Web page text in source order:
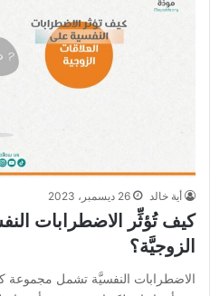
أية خالد 26 ديسمبر، 2023
كيف تُؤثِّر الاضطرابات
الزوجيَّة؟
الاضطرابات النفسيَّة تشمل مجموعة